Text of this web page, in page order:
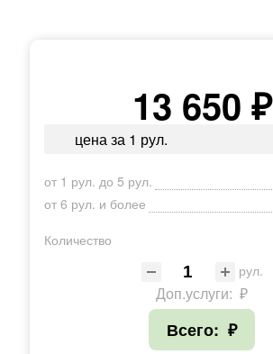
13 650 ₽
цена за 1 рул.
от 1 рул. до 5 рул.
от 6 рул. и более
Количество
рул.
Доп.услуги: ₽
Всего: ₽